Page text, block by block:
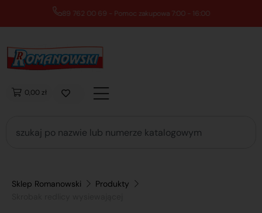
89 762 00 69 - Pomoc zakupowa 7:00 - 16:00
0,00 zł
Sklep Romanowski
Produkty